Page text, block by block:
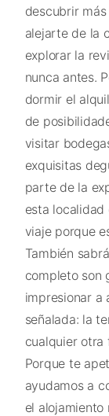
descubrir
alejarte de la
explorar la
nunca antes.
dormir el
de
visitar
exquisitas
parte de la
esta localidad
viaje porque
También
completo son
impresionar a
señalada: la
cualquier otra
Porque te
ayudamos a
el